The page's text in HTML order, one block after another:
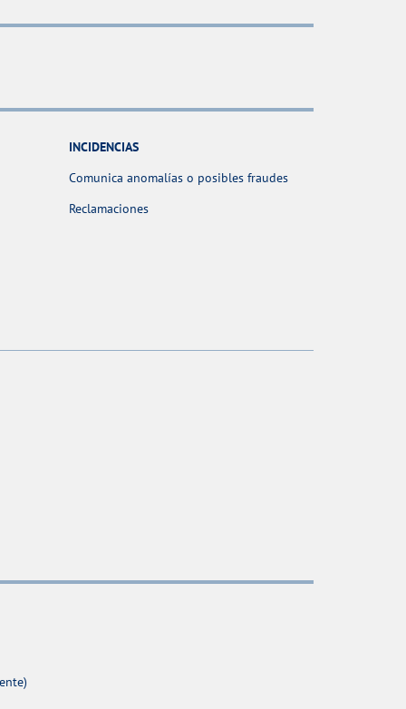
INCIDENCIAS
Comunica anomalías o posibles fraudes
Reclamaciones